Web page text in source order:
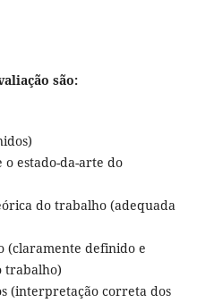
são:
estado-da-arte do
do trabalho (adequada
(claramente definido e
trabalho)
(interpretação correta dos